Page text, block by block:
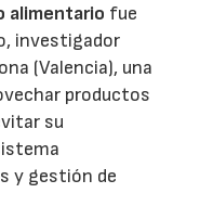
alimentario fue
investigador
(Valencia), una
productos
su
y gestión de